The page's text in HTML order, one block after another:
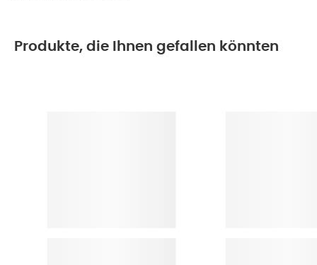
Produkte, die Ihnen gefallen könnten